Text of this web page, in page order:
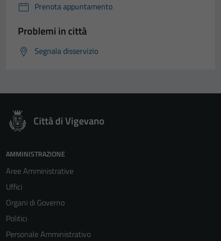
Prenota appuntamento
Problemi in città
Segnala disservizio
Città di Vigevano
AMMINISTRAZIONE
Aree Amministrative
Uffici
Organi di Governo
Politici
Personale Amministrativo